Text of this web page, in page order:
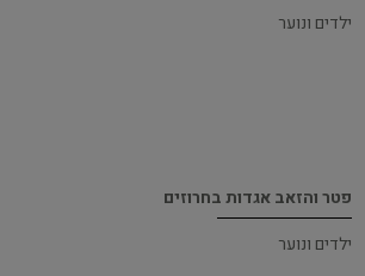
ילדים ונוער
פטר והזאב אגדות בחרוזים
ילדים ונוער